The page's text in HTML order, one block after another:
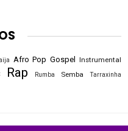
Afro Pop Gospel Instrumental
Rap Rumba Semba Tarraxinha